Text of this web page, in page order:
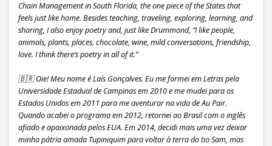
Chain Management in South Florida, the one piece of the States that
feels just like home. Besides teaching, traveling, exploring, learning, and
sharing, I also enjoy poetry and, just like Drummond, “I like people,
animals, plants, places, chocolate, wine, mild conversations, friendship,
love. I think there’s poetry in all of it.”
🇧🇷 Oie! Meu nome é Laís Gonçalves. Eu me formei em Letras pela
Universidade Estadual de Campinas em 2010 e me mudei para os
Estados Unidos em 2011 para me aventurar na vida de Au Pair.
Quando acabei o programa em 2012, retornei ao Brasil com o inglês
afiado e apaixonada pelos EUA. Em 2014, decidi mais uma vez deixar
minha pátria amada Tupiniquim para voltar à terra do tio Sam, mas